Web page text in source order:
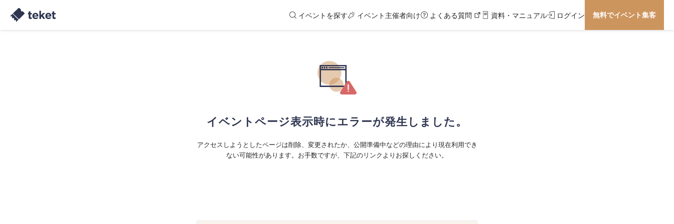
イベントを探す イベント主催者向け よくある質問 資料・マニュアル ログイン 無料でイベント集客
イベントページ表示時にエラーが発生しました。
アクセスしようとしたページは削除、変更されたか、公開準備中などの理由により現在利用でき
ない可能性があります。お手数ですが、下記のリンクよりお探しください。